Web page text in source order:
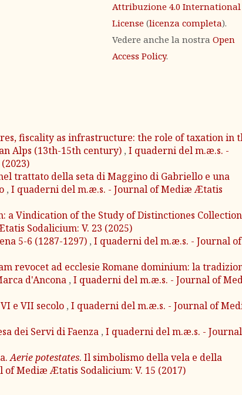
Attribuzione 4.0 International
License(licenza completa).
Vedere anche la nostra Open
Access Policy.
fiscality as infrastructure: the role of taxation in
Alps (13th-15th century) ,I quaderni del m.æ.s. -
trattato della seta di Maggino di Gabriello e una
,I quaderni del m.æ.s. - Journal of Mediæ Ætatis
a Vindication of the Study of Distinctiones
Sodalicium: V. 23 (2025)
5-6 (1287-1297) ,I quaderni del m.æ.s. - Journal of
revocet ad ecclesie Romane dominium: la
d'Ancona ,I quaderni del m.æ.s. - Journal of
e VII secolo ,I quaderni del m.æ.s. - Journal of
dei Servi di Faenza ,I quaderni del m.æ.s. -
Aerie potestates. Il simbolismo della vela e della
Mediæ Ætatis Sodalicium: V. 15 (2017)